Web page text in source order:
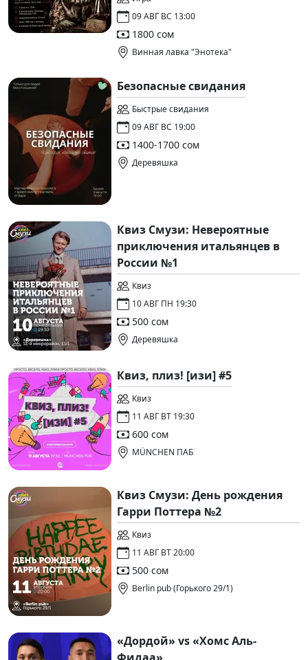
09 АВГ ВС 13:00
1800 сом
Винная лавка "Энотека"
Безопасные свидания
Быстрые свидания
09 АВГ ВС 19:00
1400-1700 сом
Деревяшка
Квиз Смузи: Невероятные
приключения итальянцев в
России №1
Квиз
10 АВГ ПН 19:30
500 сом
Деревяшка
Квиз, плиз! [изи] #5
Квиз
11 АВГ ВТ 19:30
600 сом
MÜNCHEN ПАБ
Квиз Смузи: День рождения
Гарри Поттера №2
Квиз
11 АВГ ВТ 20:00
500 сом
Berlin pub (Горького 29/1)
«Дордой» vs «Хомс Аль-